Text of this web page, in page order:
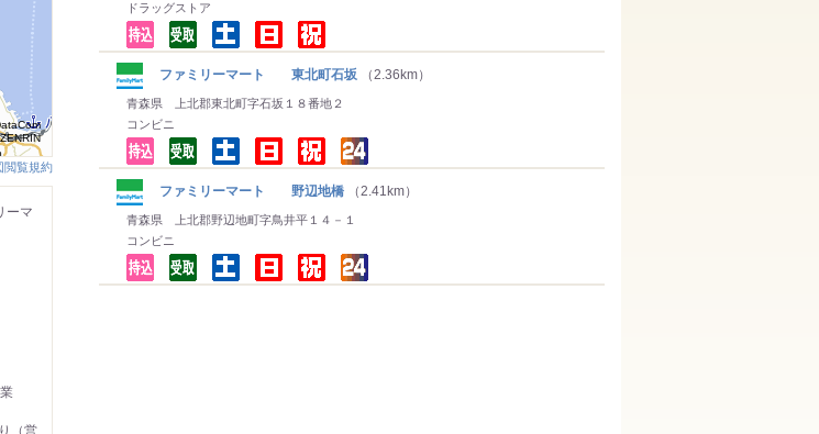
ドラッグストア
ファミリーマート 東北町石坂 （2.36km）
青森県 上北郡東北町字石坂１８番地２
コンビニ
ファミリーマート 野辺地橋 （2.41km）
青森県 上北郡野辺地町字鳥井平１４－１
コンビニ
閲覧規約
ーマ
（営